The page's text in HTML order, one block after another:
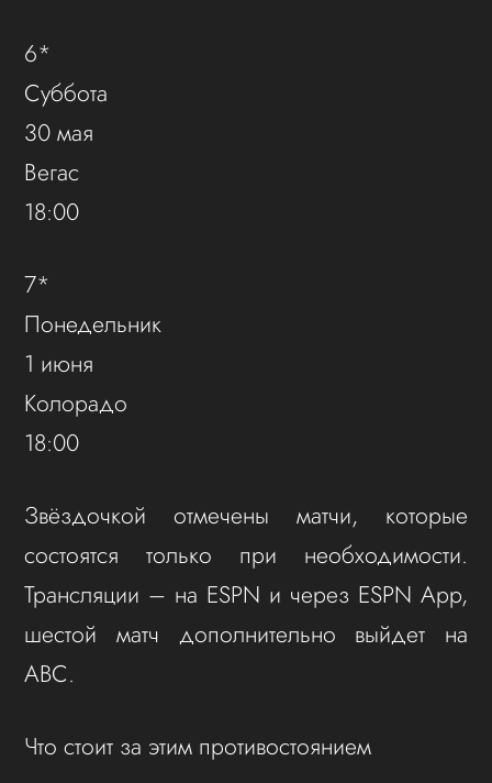
6*
Суббота
30 мая
Вегас
18:00
7*
Понедельник
1 июня
Колорадо
18:00
Звёздочкой отмечены матчи, которые
состоятся только при необходимости.
Трансляции – на ESPN и через ESPN App,
шестой матч дополнительно выйдет на
ABC.
Что стоит за этим противостоянием